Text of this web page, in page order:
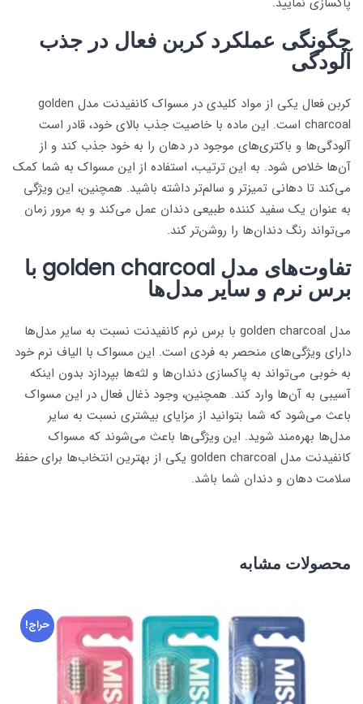
چگونگی عملکرد کربن فعال در جذب
آلودگی
کربن فعال یکی از مواد کلیدی در مسواک کانفیدنت مدل golden
charcoal است. این ماده با خاصیت جذب بالای خود، قادر است
آلودگی‌ها و باکتری‌های موجود در دهان را به خود جذب کند و از
آن‌ها خلاص شود. به این ترتیب، استفاده از این مسواک به شما کمک
می‌کند تا دهانی تمیزتر و سالم‌تر داشته باشید. همچنین، این ویژگی
به عنوان یک سفید کننده طبیعی دندان عمل می‌کند و به مرور زمان
می‌تواند رنگ دندان‌ها را روشن‌تر کند.
تفاوت‌های مدل golden charcoal با
برس نرم و سایر مدل‌ها
مدل golden charcoal با برس نرم کانفیدنت نسبت به سایر مدل‌ها
دارای ویژگی‌های منحصر به فردی است. این مسواک با الیاف نرم خود
به خوبی می‌تواند به پاکسازی دندان‌ها و لثه‌ها بپردازد بدون اینکه
آسیبی به آن‌ها وارد کند. همچنین، وجود ذغال فعال در این مسواک
باعث می‌شود که شما بتوانید از مزایای بیشتری نسبت به سایر
مدل‌ها بهره‌مند شوید. این ویژگی‌ها باعث می‌شوند که مسواک
کانفیدنت مدل golden charcoal یکی از بهترین انتخاب‌ها برای حفظ
سلامت دهان و دندان شما باشد.
محصولات مشابه
حراج!